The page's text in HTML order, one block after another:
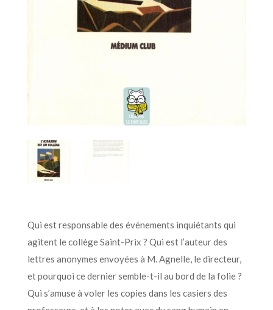
Qui est responsable des événements inquiétants qui
agitent le collège Saint-Prix ? Qui est l’auteur des
lettres anonymes envoyées à M. Agnelle, le directeur,
et pourquoi ce dernier semble-t-il au bord de la folie ?
Qui s’amuse à voler les copies dans les casiers des